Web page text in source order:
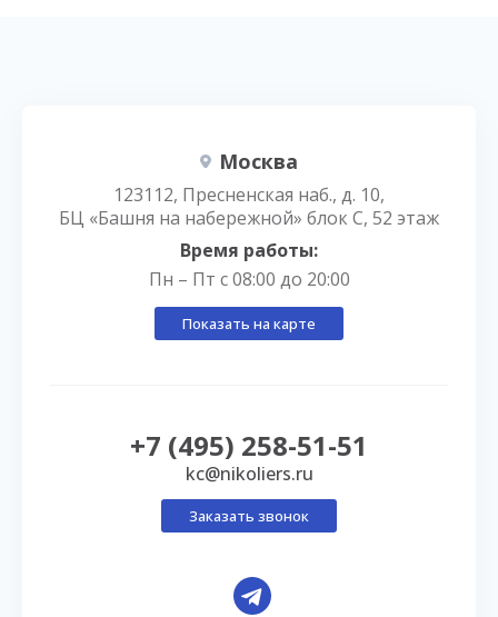
Москва
123112, Пресненская наб., д. 10,
БЦ «Башня на набережной» блок С, 52 этаж
Время работы:
Пн – Пт с 08:00 до 20:00
Показать на карте
+7 (495) 258-51-51
kc@nikoliers.ru
Заказать звонок